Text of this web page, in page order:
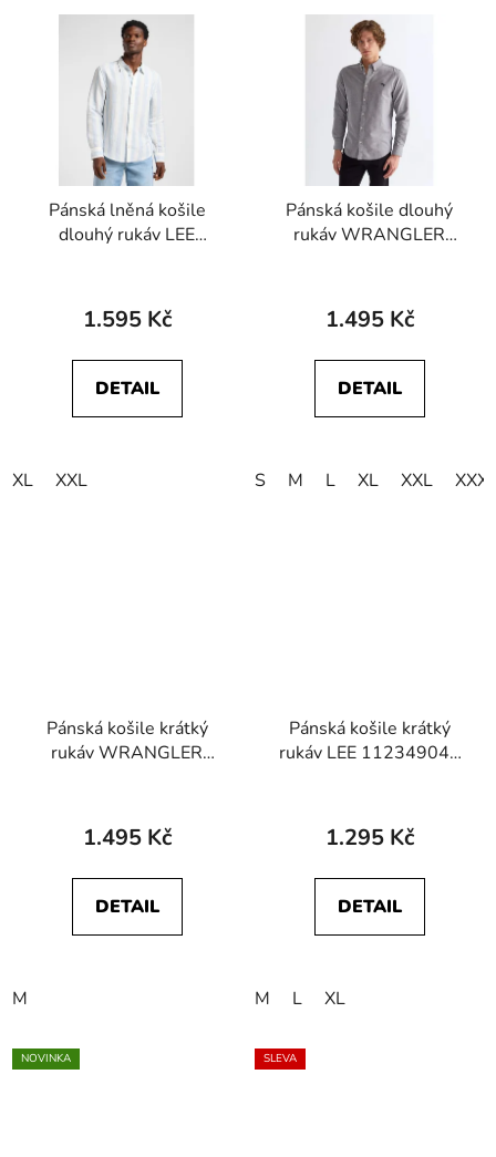
Pánská lněná košile
dlouhý rukáv LEE
1.595 Kč
DETAIL
XL XXL
Pánská košile dlouhý
rukáv WRANGLER
1.495 Kč
DETAIL
S M L XL XXL
Pánská košile krátký
rukáv WRANGLER
Shadow
1.495 Kč
DETAIL
M
Pánská košile krátký
rukáv LEE 112349045
1.295 Kč
DETAIL
M L XL
NOVINKA SLEVA